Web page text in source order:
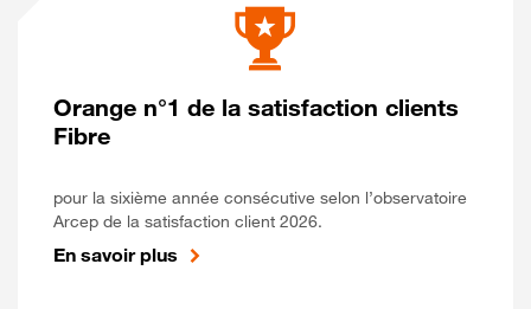
Orange n°1 de la satisfaction clients
Fibre
pour la sixième année consécutive selon l’observatoire
Arcep de la satisfaction client 2026.
En savoir plus